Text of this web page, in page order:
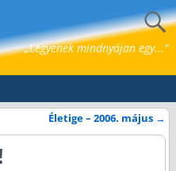
„Legyenek mindnyájan egy..."
Életige – 2006. május →